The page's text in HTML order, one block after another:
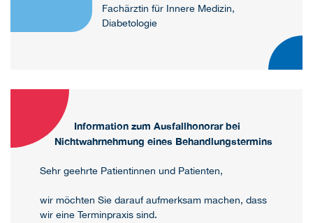
Fachärztin für Innere Medizin,
Diabetologie
Information zum Ausfallhonorar bei
Nichtwahrnehmung eines Behandlungstermins
Sehr geehrte Patientinnen und Patienten,
wir möchten Sie darauf aufmerksam machen, dass
wir eine Terminpraxis sind.